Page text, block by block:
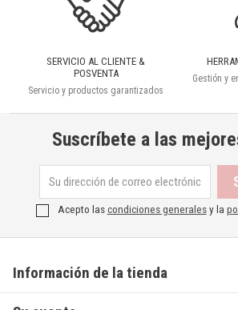
SERVICIO AL CLIENTE &
POSVENTA
Servicio y productos garantizados
Gestión y
Suscríbete a las
Acepto lascondiciones generalesy la
Información de la tienda